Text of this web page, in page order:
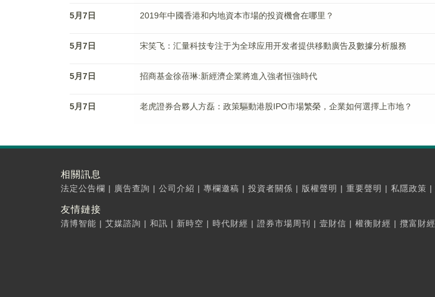
5月7日 2019年中國香港和内地資本市場的投資機會在哪里？
5月7日 宋笑飞：汇量科技专注于为全球应用开发者提供移動廣告及數據分析服務
5月7日 招商基金徐蓓琳:新經濟企業將進入強者恒強時代
5月7日 老虎證券合夥人方磊：政策驅動港股IPO市場繁榮，企業如何選擇上市地？
相關訊息
法定公告欄 | 廣告查詢 | 公司介紹 | 專欄邀稿 | 投資者關係 | 版權聲明 | 重要聲明 | 私隱政策 |
友情鏈接
清博智能 | 艾媒諮詢 | 和訊 | 新時空 | 時代財經 | 證券市場周刊 | 壹財信 | 權衡財經 | 攬富財經